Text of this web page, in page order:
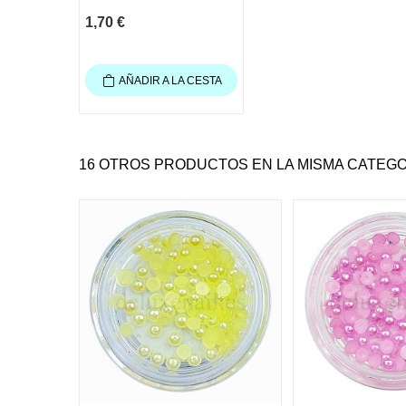
1,70 €
AÑADIR A LA CESTA
16 OTROS PRODUCTOS EN LA MISMA